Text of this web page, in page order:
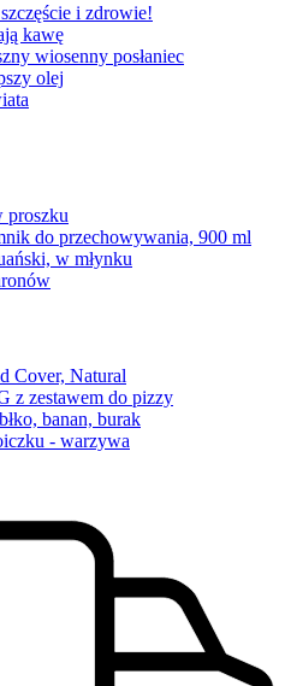
i zdrowie!
kawę
wiosenny posłaniec
olej
proszku
do przechowywania, 900 ml
w młynku
Cover, Natural
z zestawem do pizzy
banan, burak
- warzywa